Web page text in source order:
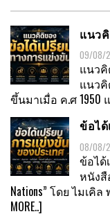
แนว
09/08/
แนว
แนว
ขึ้นมาเมื่อ ค.ศ 1950
ข้อไ
08/08/
ข้อได้
หนังสื
Nations” โดย ไมเ
MORE..]